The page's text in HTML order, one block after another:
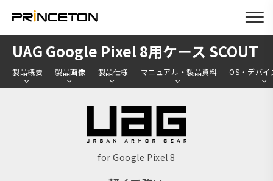
UAG Google Pixel 8用ケース SCOUT
製品概要 製品画像 製品仕様 マニュアル・製品資料 OS・デバイ
for Google Pixel 8